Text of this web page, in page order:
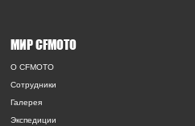
МИР CFMOTO
O CFMOTO
Сотрудники
Галерея
Экспедиции